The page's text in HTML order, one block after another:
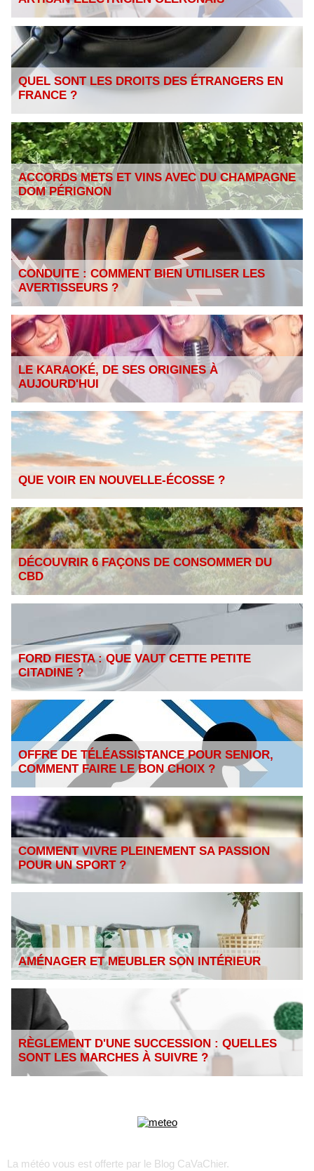
QUEL SONT LES DROITS DES ÉTRANGERS EN
FRANCE ?
ACCORDS METS ET VINS AVEC DU CHAMPAGNE
DOM PÉRIGNON
CONDUITE : COMMENT BIEN UTILISER LES
AVERTISSEURS ?
LE KARAOKÉ, DE SES ORIGINES À
AUJOURD'HUI
QUE VOIR EN NOUVELLE-ÉCOSSE ?
DÉCOUVRIR 6 FAÇONS DE CONSOMMER DU
CBD
FORD FIESTA : QUE VAUT CETTE PETITE
CITADINE ?
OFFRE DE TÉLÉASSISTANCE POUR SENIOR,
COMMENT FAIRE LE BON CHOIX ?
COMMENT VIVRE PLEINEMENT SA PASSION
POUR UN SPORT ?
AMÉNAGER ET MEUBLER SON INTÉRIEUR
RÈGLEMENT D'UNE SUCCESSION : QUELLES
SONT LES MARCHES À SUIVRE ?
La météo vous est offerte par le Blog CaVaChier.